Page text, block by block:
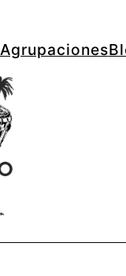
Agrupaciones